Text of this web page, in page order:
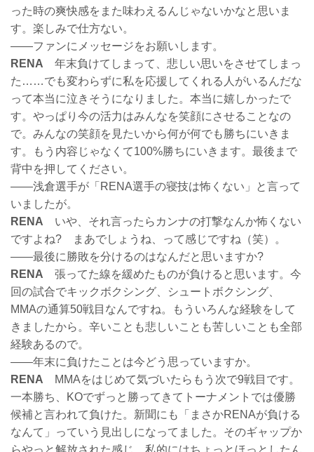
った時の爽快感をまた味わえるんじゃないかなと思いま
す。楽しみで仕方ない。
――ファンにメッセージをお願いします。
RENA 年末負けてしまって、悲しい思いをさせてしまっ
た……でも変わらずに私を応援してくれる人がいるんだな
って本当に泣きそうになりました。本当に嬉しかったで
す。やっぱり今の活力はみんなを笑顔にさせることなの
で。みんなの笑顔を見たいから何が何でも勝ちにいきま
す。もう内容じゃなくて100%勝ちにいきます。最後まで
背中を押してください。
――浅倉選手が「RENA選手の寝技は怖くない」と言って
いましたが。
RENA いや、それ言ったらカンナの打撃なんか怖くない
ですよね? まあでしょうね、って感じですね（笑）。
――最後に勝敗を分けるのはなんだと思いますか?
RENA 張ってた線を緩めたものが負けると思います。今
回の試合でキックボクシング、シュートボクシング、
MMAの通算50戦目なんですね。もういろんな経験をして
きましたから。辛いことも悲しいことも苦しいことも全部
経験あるので。
――年末に負けたことは今どう思っていますか。
RENA MMAをはじめて気づいたらもう次で9戦目です。
一本勝ち、KOでずっと勝ってきてトーナメントでは優勝
候補と言われて負けた。新聞にも「まさかRENAが負ける
なんて」っていう見出しになってました。そのギャップか
らやっと解放された感じ、私的にはちょっとほっとしたん